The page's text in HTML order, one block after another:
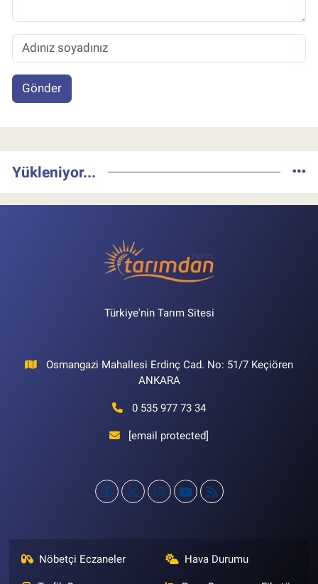
Gönder
Yükleniyor...
Türkiye'nin Tarım Sitesi
Osmangazi Mahallesi Erdinç Cad. No: 51/7 Keçiören
ANKARA
0 535 977 73 34
[email protected]
Nöbetçi Eczaneler Hava Durumu